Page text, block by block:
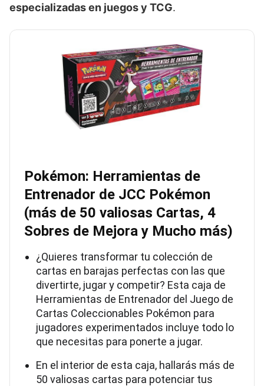
especializadas en juegos y TCG.
Pokémon: Herramientas de
Entrenador de JCC Pokémon
(más de 50 valiosas Cartas, 4
Sobres de Mejora y Mucho más)
¿Quieres transformar tu colección de
cartas en barajas perfectas con las que
divertirte, jugar y competir? Esta caja de
Herramientas de Entrenador del Juego de
Cartas Coleccionables Pokémon para
jugadores experimentados incluye todo lo
que necesitas para ponerte a jugar.
En el interior de esta caja, hallarás más de
50 valiosas cartas para potenciar tus